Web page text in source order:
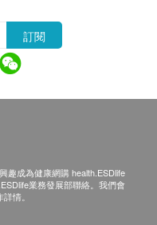
1日預約具體時間
），醫生會按
1日預約具體時間
），體檢人在
及深圳企鵝門診
訂閱
趣成為健康網購 health.ESDlife
業務發展部聯絡。我們會
情。